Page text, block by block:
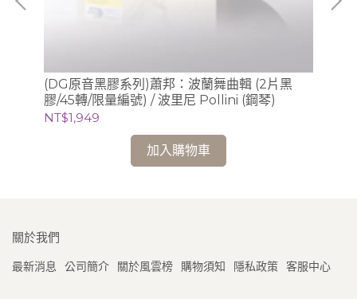
(DG原音黑膠系列)蕭邦：波蘭舞曲輯 (2片黑
膠/45轉/限量編號) / 波里尼 Pollini (鋼琴)
NT$1,949
加入購物車
關於我們
最新消息 公司簡介 關於風雲榜 購物須知 隱私政策 客服中心